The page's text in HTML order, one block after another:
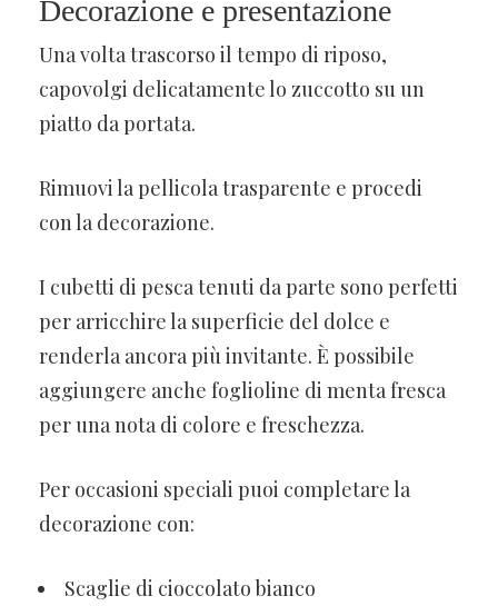
Decorazione e presentazione
Una volta trascorso il tempo di riposo,
capovolgi delicatamente lo zuccotto su un
piatto da portata.
Rimuovi la pellicola trasparente e procedi
con la decorazione.
I cubetti di pesca tenuti da parte sono perfetti
per arricchire la superficie del dolce e
renderla ancora più invitante. È possibile
aggiungere anche foglioline di menta fresca
per una nota di colore e freschezza.
Per occasioni speciali puoi completare la
decorazione con:
Scaglie di cioccolato bianco